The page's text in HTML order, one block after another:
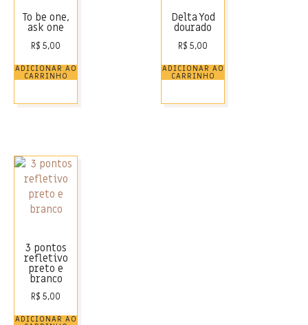
To be one,
ask one
R$ 5,00
ADICIONAR AO
CARRINHO
Delta Yod
dourado
R$ 5,00
ADICIONAR AO
CARRINHO
3 pontos
refletivo
preto e
branco
R$ 5,00
ADICIONAR AO